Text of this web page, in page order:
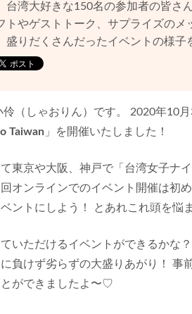
台湾大好きな150名の参加者の皆さ
トやゲストトーク、サプライズの
盛りだくさんだったイベントの様
伶（しゃおりん）です。 2020年10
Taiwan 」を開催いたしました！
東京や大阪、神戸で「台湾女子ナ
オンラインでのイベント開催は初
ントにしよう！ とあれこれ頭を悩
いただけるイベントができるかな
負けず劣らずの大盛りあがり！ 事
ができましたよ〜♡